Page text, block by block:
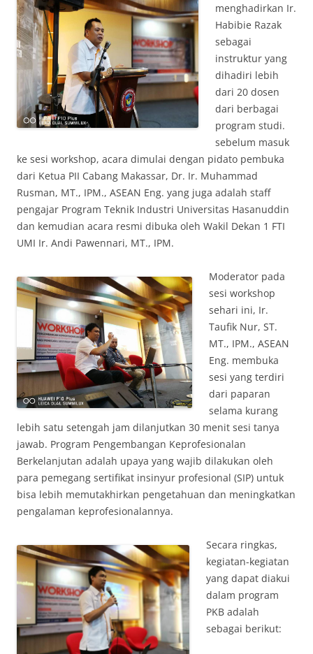
menghadirkan Ir.
Habibie Razak
sebagai
instruktur yang
dihadiri lebih
dari 20 dosen
dari berbagai
program studi.
sebelum masuk
ke sesi workshop, acara dimulai dengan pidato pembuka
dari Ketua PII Cabang Makassar, Dr. Ir. Muhammad
Rusman, MT., IPM., ASEAN Eng. yang juga adalah staff
pengajar Program Teknik Industri Universitas Hasanuddin
dan kemudian acara resmi dibuka oleh Wakil Dekan 1 FTI
UMI Ir. Andi Pawennari, MT., IPM.
Moderator pada
sesi workshop
sehari ini, Ir.
Taufik Nur, ST.
MT., IPM., ASEAN
Eng. membuka
sesi yang terdiri
dari paparan
selama kurang
lebih satu setengah jam dilanjutkan 30 menit sesi tanya
jawab. Program Pengembangan Keprofesionalan
Berkelanjutan adalah upaya yang wajib dilakukan oleh
para pemegang sertifikat insinyur profesional (SIP) untuk
bisa lebih memutakhirkan pengetahuan dan meningkatkan
pengalaman keprofesionalannya.
Secara ringkas,
kegiatan-kegiatan
yang dapat diakui
dalam program
PKB adalah
sebagai berikut: